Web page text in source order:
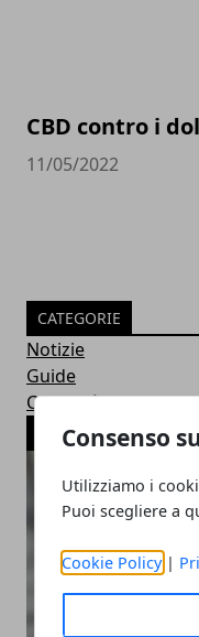
Consenso
Utilizziamo i
Puoi scegliere a
Cookie Policy|
CBD contro i
11/05/2022
CATEGORIE
Notizie
Guide
Curiosità
ARTICOLI POPOLARI